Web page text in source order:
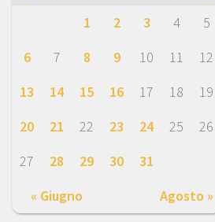
« Giugno Agosto »
1 2 3 4
5
6
7 8 9 10 11
12
13
14 15 16 17 18
19
20
21 22 23 24 25
26
27
28 29 30 31